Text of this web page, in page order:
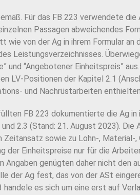
Für das FB 223 verwendete
Passagen abweichendes
von der Ag in ihrem Formular
Leistungsverzeichnisses.
“Angebotener Einheitspreis”
LV-Positionen der Kapitel 2.1
und Nachrüstarbeiten
FB 223 dokumentierte die Ag
2.3 (Stand: 21. August 2023).
sowie zu Lohn-, Material-
der Einheitspreise nur für die
Angaben genügten daher nicht
der Ag fest, das von der ASt
es sich um eine erst auf